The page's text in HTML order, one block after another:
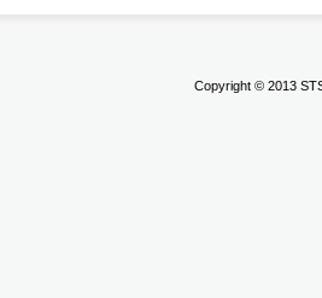
Copyright © 2013